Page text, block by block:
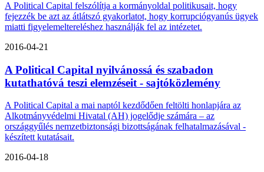
A Political Capital felszólítja a kormányoldal politikusait, hogy
fejezzék be azt az átlátszó gyakorlatot, hogy korrupciógyanús ügyek
miatti figyelemeltereléshez használják fel az intézetet.
2016-04-21
A Political Capital nyilvánossá és szabadon
kutathatóvá teszi elemzéseit - sajtóközlemény
A Political Capital a mai naptól kezdődően feltölti honlapjára az
Alkotmányvédelmi Hivatal (AH) jogelődje számára – az
országgyűlés nemzetbiztonsági bizottságának felhatalmazásával -
készített kutatásait.
2016-04-18